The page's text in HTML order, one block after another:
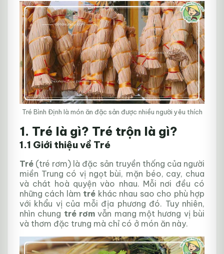
Tré Bình Định là món ăn đặc sản được nhiều người yêu thích
1. Tré là gì? Tré trộn là gì?
1.1 Giới thiệu về Tré
Tré (tré rơm) là đặc sản truyền thống của người
miền Trung có vị ngọt bùi, mặn béo, cay, chua
và chát hoà quyện vào nhau. Mỗi nơi đều có
những cách làm tré khác nhau sao cho phù hợp
với khẩu vị của mỗi địa phương đó. Tuy nhiên,
nhìn chung tré rơm vẫn mang một hương vị bùi
và thơm đặc trưng mà chỉ có ở món ăn này.